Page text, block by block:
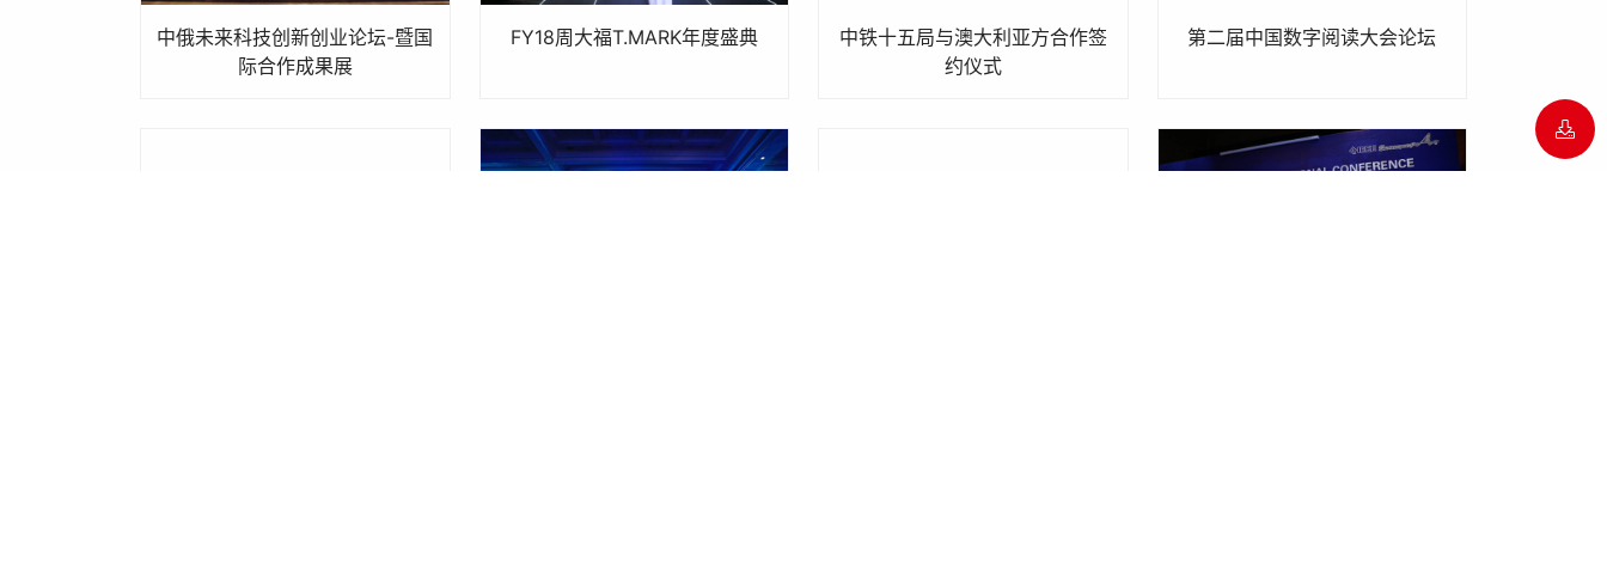
中俄未来科技创新创业论坛-暨国
际合作成果展
FY18周大福T.MARK年度盛典
中铁十五局与澳大利亚方合作签
约仪式
第二届中国数字阅读大会论坛